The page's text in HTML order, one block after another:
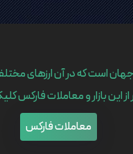
مالی جهان است که در آن
این بازار و معاملات فارکس
معاملات فارکس